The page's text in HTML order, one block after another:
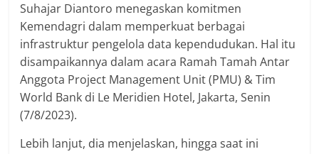
Suhajar Diantoro menegaskan komitmen
Kemendagri dalam memperkuat berbagai
infrastruktur pengelola data kependudukan. Hal itu
disampaikannya dalam acara Ramah Tamah Antar
Anggota Project Management Unit (PMU) & Tim
World Bank di Le Meridien Hotel, Jakarta, Senin
(7/8/2023).
Lebih lanjut, dia menjelaskan, hingga saat ini